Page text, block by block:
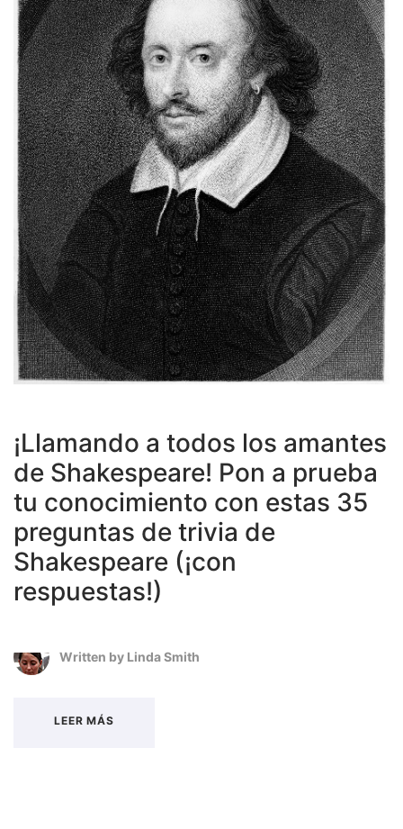
¡Llamando a todos los amantes
de Shakespeare! Pon a prueba
tu conocimiento con estas 35
preguntas de trivia de
Shakespeare (¡con
respuestas!)
Written by Linda Smith
LEER MÁS